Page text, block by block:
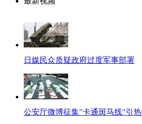
日媒民众质疑政府过度军事部署
公安厅微博征集"卡通斑马线"引